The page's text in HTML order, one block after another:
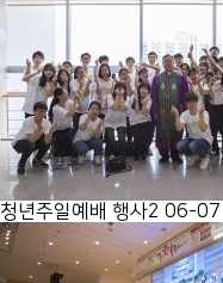
청년주일예배 행사2 06-07